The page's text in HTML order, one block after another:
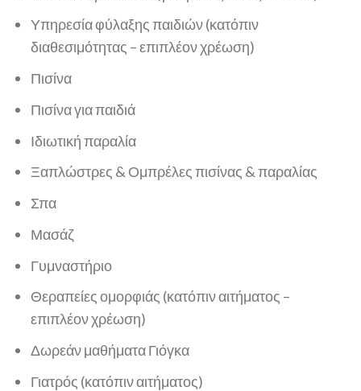
Υπηρεσία φύλαξης παιδιών (κατόπιν
διαθεσιμότητας – επιπλέον χρέωση)
Πισίνα
Πισίνα για παιδιά
Ιδιωτική παραλία
Ξαπλώστρες & Ομπρέλες πισίνας & παραλίας
Σπα
Μασάζ
Γυμναστήριο
Θεραπείες ομορφιάς (κατόπιν αιτήματος –
επιπλέον χρέωση)
Δωρεάν μαθήματα Γιόγκα
Γιατρός (κατόπιν αιτήματος)